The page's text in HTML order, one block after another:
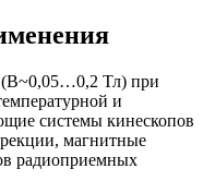
(В~0,05…0,2 Тл) при
и
системы кинескопов
магнитные
радиоприемных